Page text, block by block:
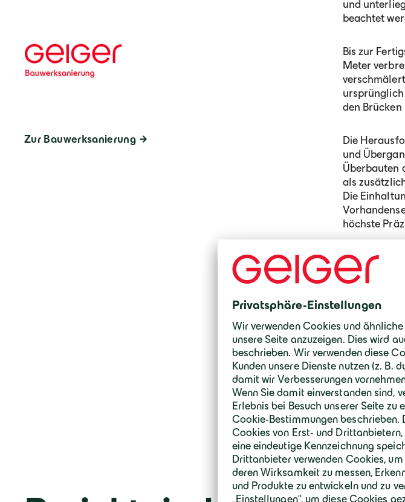
Zur Bauwerksanierung
und
beachtet
Bis zur
Meter
ursprünglich
den
Die
und
Überbauten
als
Die
höchste
Besonders
und der
notwendig,
zu verlegen
verändern.
Stuttgart für
unserer